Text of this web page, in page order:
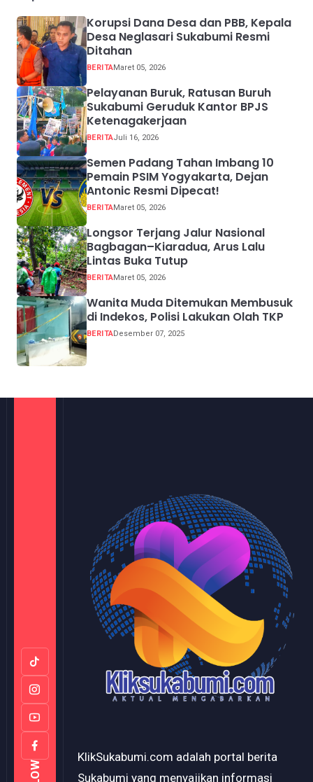
Korupsi Dana Desa dan PBB, Kepala
Desa Neglasari Sukabumi Resmi
Ditahan
BERITAMaret 05, 2026
Pelayanan Buruk, Ratusan Buruh
Sukabumi Geruduk Kantor BPJS
Ketenagakerjaan
BERITAJuli 16, 2026
Semen Padang Tahan Imbang 10
Pemain PSIM Yogyakarta, Dejan
Antonic Resmi Dipecat!
BERITAMaret 05, 2026
Longsor Terjang Jalur Nasional
Bagbagan–Kiaradua, Arus Lalu
Lintas Buka Tutup
BERITAMaret 05, 2026
Wanita Muda Ditemukan Membusuk
di Indekos, Polisi Lakukan Olah TKP
BERITADesember 07, 2025
KlikSukabumi.com adalah portal berita
Sukabumi yang menyajikan informasi